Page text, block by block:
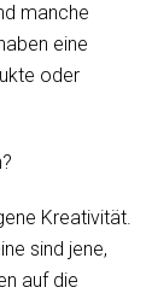
manche
eine
oder
Kreativität.
sind jene,
auf die